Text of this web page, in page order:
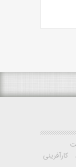
کارآفرینی